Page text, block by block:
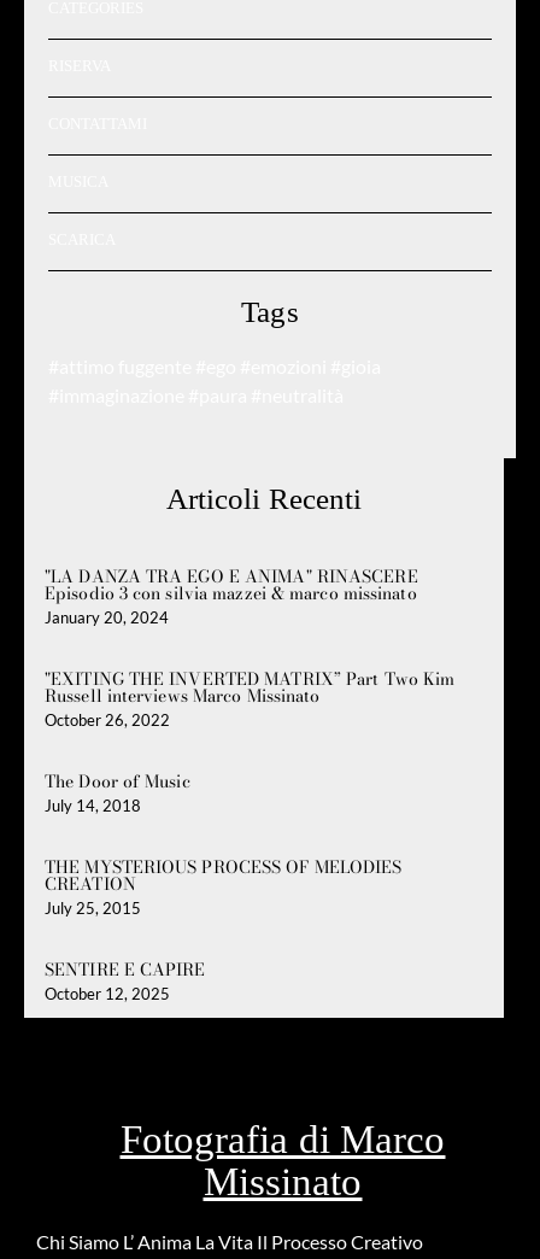
Tags
Articoli Recenti
"LA DANZA TRA EGO E ANIMA" RINASCERE
Episodio 3 con silvia mazzei & marco missinato
January 20, 2024
"EXITING THE INVERTED MATRIX” Part Two Kim
Russell interviews Marco Missinato
October 26, 2022
The Door of Music
July 14, 2018
THE MYSTERIOUS PROCESS OF MELODIES
CREATION
July 25, 2015
SENTIRE E CAPIRE
October 12, 2025
Fotografia di Marco
Missinato
Chi Siamo L’ Anima La Vita Il Processo Creativo